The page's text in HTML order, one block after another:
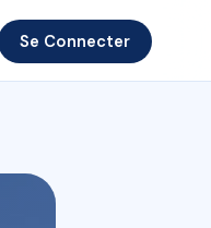
Se Connecter